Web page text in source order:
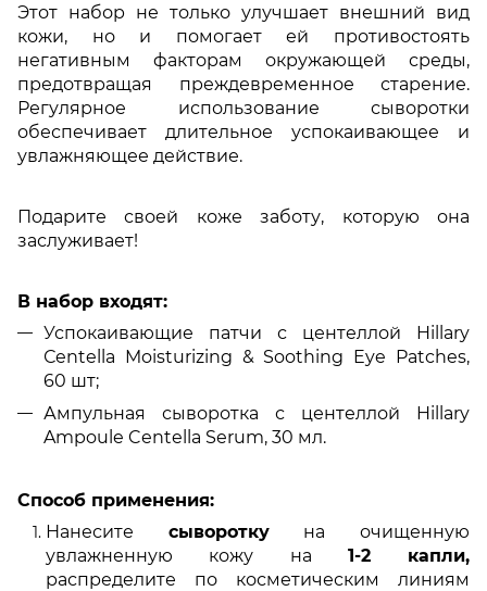
Этот набор не только улучшает внешний вид
кожи, но и помогает ей противостоять
негативным факторам окружающей среды,
предотвращая преждевременное старение.
Регулярное использование сыворотки
обеспечивает длительное успокаивающее и
увлажняющее действие.
Подарите своей коже заботу, которую она
заслуживает!
В набор входят:
Успокаивающие патчи с центеллой Hillary
Сentella Moisturizing & Soothing Eye Patches,
60 шт;
Ампульная сыворотка с центеллой Hillary
Ampoule Centella Serum, 30 мл.
Способ применения:
Нанесите сывороткуна очищенную
увлажненную кожу на 1-2 капли,
распределите по косметическим линиям